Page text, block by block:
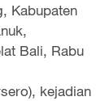
Kabupaten
Bali, Rabu
kejadian